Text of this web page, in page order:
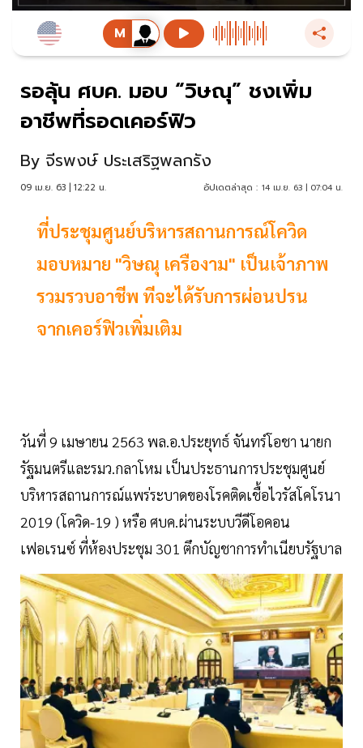
รอลุ้น ศบค. มอบ “วิษณุ” ชงเพิ่ม
อาชีพที่รอดเคอร์ฟิว
By จีรพงษ์ ประเสริฐพลกรัง
09 เม.ย. 63 | 12:22 น. อัปเดตล่าสุด : 14 เม.ย. 63 | 07:04 น.
ที่ประชุมศูนย์บริหารสถานการณ์โควิด
มอบหมาย "วิษณุ เครืองาม" เป็นเจ้าภาพ
รวมรวบอาชีพ ทีจะได้รับการผ่อนปรน
จากเคอร์ฟิวเพิ่มเติม
วันที่ 9 เมษายน 2563 พล.อ.ประยุทธ์ จันทร์โอชา นายก
รัฐมนตรีและรมว.กลาโหม เป็นประธานการประชุมศูนย์
บริหารสถานการณ์แพร่ระบาดของโรคติดเชื้อไวรัสโคโรนา
2019 (โควิด-19 ) หรือ ศบค.ผ่านระบบวีดีโอคอน
เฟอเรนซ์ ที่ห้องประชุม 301 ตึกบัญชาการทำเนียบรัฐบาล